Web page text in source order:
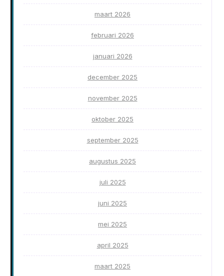
maart 2026
februari 2026
januari 2026
december 2025
november 2025
oktober 2025
september 2025
augustus 2025
juli 2025
juni 2025
mei 2025
april 2025
maart 2025